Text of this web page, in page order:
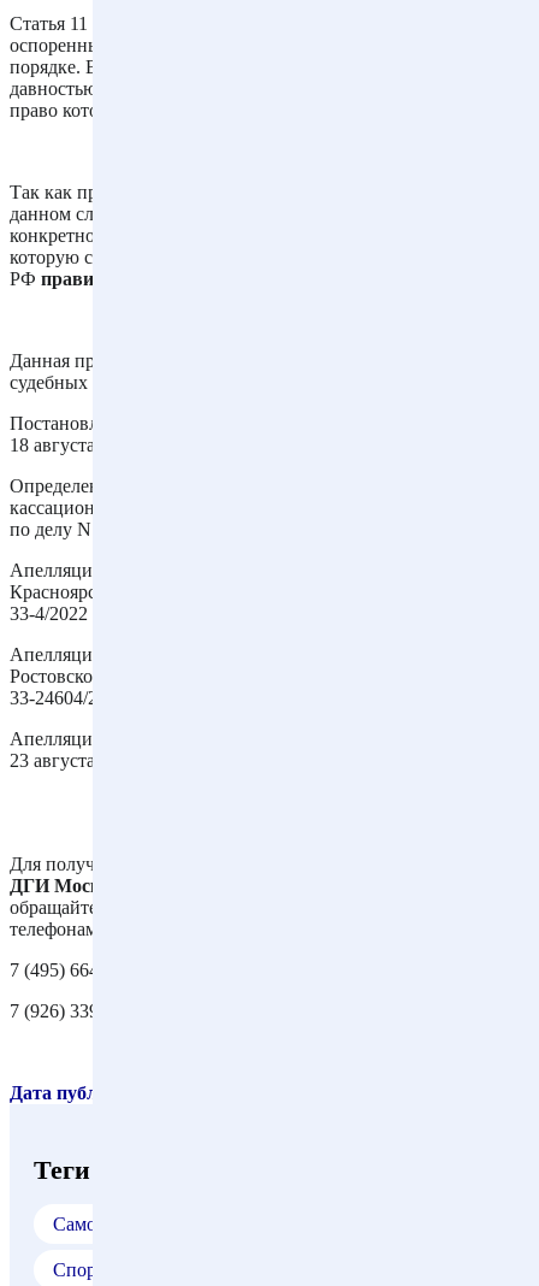
Статья 11 ГК РФ устанавливает, что защита нарушенных или
оспоренных гражданских прав осуществляется в судебном
порядке. В соответствии со статьей 195 ГК РФ исковой
давностью признается срок для защиты права по иску лица,
право которого нарушено.
Так как предъявление
данном случае связано не с нарушением гражданского права
конкретного лица, а с устранением постоянной угрозы,
которую создает сохранение постройки, установленные ГК
РФ правила об исковой давности применению не подлежат
Данная правовая позиция также содержится в следующих
судебных решениях:
Постановление Арбитражного суда Центрального округа от
18 августа 2021 г. N Ф10-3208/21 по делу N А83-7370/2019
Определение СК по гражданским делам Восьмого
кассационного суда общей юрисдикции от 18 ноября 2021 г.
по делу N 8Г-17174/2021[88-15814/2021]
Апелляционное определение СК по гражданским делам
Красноярского краевого суда от 16 февраля 2022 г. по делу N
33-4/2022
Апелляционное определение СК по гражданским делам
Ростовского областного суда от 21 декабря 2021 г. по делу N
33-24604/2021
Апелляционное определение Московского областного суда от
23 августа 2021 г. по делу N 33-25577/2021
Для получения подробных консультаций по вопросам
ДГИ Москвы и Госинспекцией по недвижимости
обращайтесь к юристам и адвокатам нашего бюро по
телефонам:
7 (495) 664-66-34
7 (926) 339-56-68
Дата публикации материала: 23.04.2024
Теги
Самовольная постройка
Спор с ДГИ